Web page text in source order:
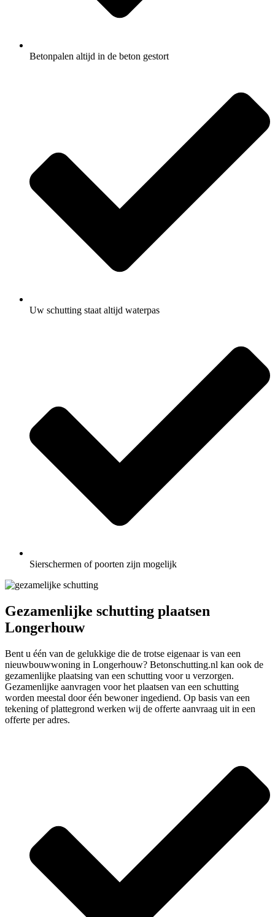
Betonpalen altijd in de beton gestort
Uw schutting staat altijd waterpas
Sierschermen of poorten zijn mogelijk
Gezamenlijke schutting plaatsen
Longerhouw
Bent u één van de gelukkige die de trotse eigenaar is van een
nieuwbouwwoning in Longerhouw? Betonschutting.nl kan ook de
gezamenlijke plaatsing van een schutting voor u verzorgen.
Gezamenlijke aanvragen voor het plaatsen van een schutting
worden meestal door één bewoner ingediend. Op basis van een
tekening of plattegrond werken wij de offerte aanvraag uit in een
offerte per adres.